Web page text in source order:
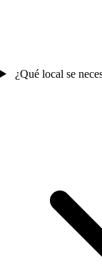
¿Qué local se